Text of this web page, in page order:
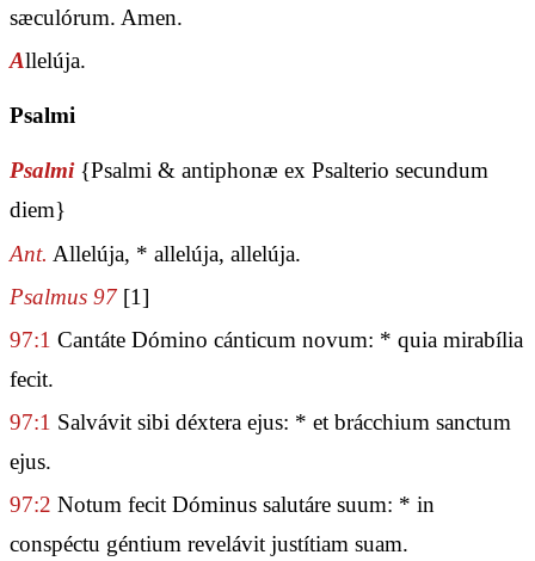
sæculórum. Amen.
Allelúja.
Psalmi
Psalmi {Psalmi & antiphonæ ex Psalterio secundum
diem}
Ant. Allelúja, * allelúja, allelúja.
Psalmus 97 [1]
97:1 Cantáte Dómino cánticum novum: * quia mirabília
fecit.
97:1 Salvávit sibi déxtera ejus: * et brácchium sanctum
ejus.
97:2 Notum fecit Dóminus salutáre suum: * in
conspéctu géntium revelávit justítiam suam.